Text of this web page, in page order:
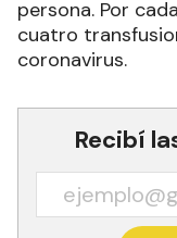
persona. Por
cuatro
coronavirus.
Recibí